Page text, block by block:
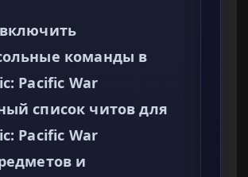
команды в
Pacific War
список читов для
Pacific War
и